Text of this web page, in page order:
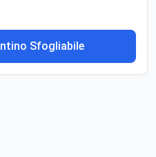
Sfogliabile